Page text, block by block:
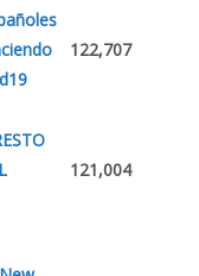
122,707
121,004